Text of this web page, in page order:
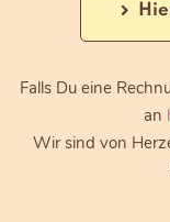
Falls Du eine
an
Wir sind von